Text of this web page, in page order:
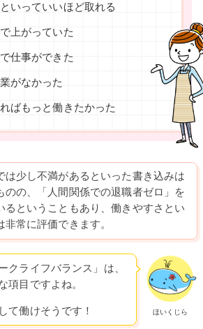
いっていいほど取れる
上がっていた
仕事ができた
がなかった
ばもっと働きたかった
は少し不満があるといった書き込みは
のの、「人間関係での退職者ゼロ」を
るということもあり、働きやすさとい
非常に評価できます。
ほいくじら
クライフバランス」は、
項目ですよね。
て働けそうです！